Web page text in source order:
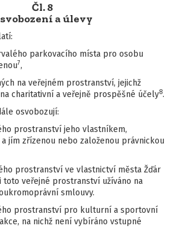
Čl. 8
a úlevy
parkovacího místa pro osobu
7,
na veřejném prostranství, jejichž
charitativní a veřejně prospěšné účely8.
osvobozují:
prostranství jeho vlastníkem,
jím zřízenou nebo založenou právnickou
prostranství ve vlastnictví města Žďár
toto veřejné prostranství užíváno na
smlouvy.
prostranství pro kulturní a sportovní
na nichž není vybíráno vstupné